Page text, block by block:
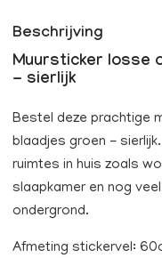
Beschrijving
Muursticker losse
- sierlijk
Bestel deze prachtige
blaadjes groen -
ruimtes in huis zoals
slaapkamer en nog
ondergrond.
Afmeting stickervel: